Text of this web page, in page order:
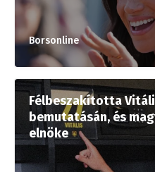
Borsonline
Félbeszakította
bemutatásán, és
elnöke